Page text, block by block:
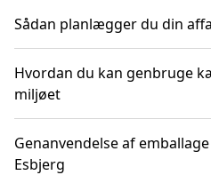
Sådan planlægger du din
Hvordan du kan genbruge
miljøet
Genanvendelse af
Esbjerg